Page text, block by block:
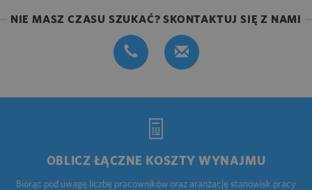
NIE MASZ CZASU SZUKAĆ? SKONTAKTUJ SIĘ Z NAMI
OBLICZ ŁĄCZNE KOSZTY WYNAJMU
Biorąc pod uwagę liczbę pracowników oraz aranżację stanowisk pracy